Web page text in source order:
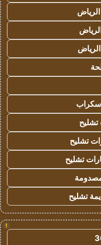
سكراب
تشليح
تشليح
تشليح
!